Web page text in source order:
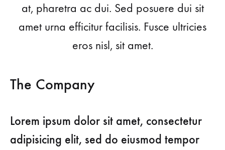
at, pharetra ac dui. Sed posuere dui sit
amet urna efficitur facilisis. Fusce ultricies
eros nisl, sit amet.
The Company
Lorem ipsum dolor sit amet, consectetur
adipisicing elit, sed do eiusmod tempor